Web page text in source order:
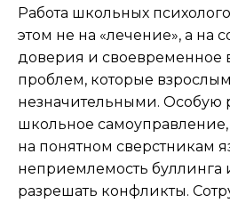
Работа школьных
этом не на «лечение», а на
доверия и своевременное
проблем, которые взрослым
незначительными. Особую
школьное
на понятном сверстникам
неприемлемость буллинга
разрешать конфликты.